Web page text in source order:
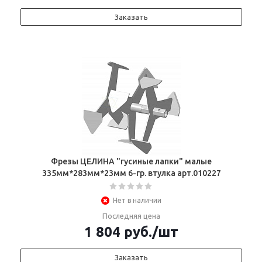
Заказать
Фрезы ЦЕЛИНА "гусиные лапки" малые
335мм*283мм*23мм 6-гр. втулка арт.010227
Нет в наличии
Последняя цена
1 804 руб./шт
Заказать